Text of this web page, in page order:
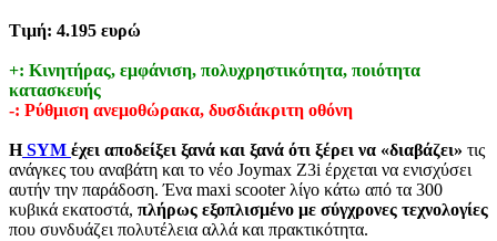
Τιμή: 4.195 ευρώ
+: Κινητήρας, εμφάνιση, πολυχρηστικότητα, ποιότητα
κατασκευής
-: Ρύθμιση ανεμοθώρακα, δυσδιάκριτη οθόνη
ΗSYM έχει αποδείξει ξανά και ξανά ότι ξέρει να «διαβάζει» τις
ανάγκες του αναβάτη και το νέο Joymax Z3i έρχεται να ενισχύσει
αυτήν την παράδοση. Ένα maxi scooter λίγο κάτω από τα 300
κυβικά εκατοστά, πλήρως εξοπλισμένο με σύγχρονες τεχνολογίες
που συνδυάζει πολυτέλεια αλλά και πρακτικότητα.